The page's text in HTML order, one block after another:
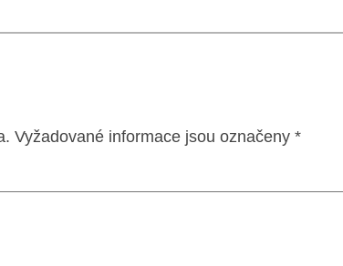
Vyžadované informace jsou označeny *